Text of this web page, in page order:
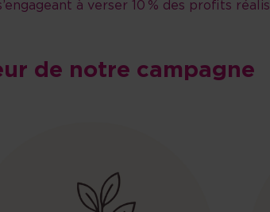
à verser 10 % des profits
de notre campagne